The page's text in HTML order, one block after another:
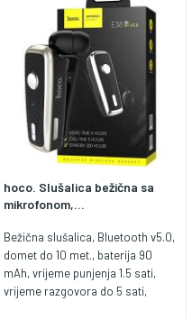
slušalice s mikrofonom. 6. Žičana
kontrola - funkcionalna jedna
tipka. 7. Dužina kabela slušalica
1,2 met. Težina 9g.
hoco. Slušalica bežična sa
mikrofonom,...
Bežična slušalica, Bluetooth v5.0,
domet do 10 met., baterija 90
mAh, vrijeme punjenja 1.5 sati,
vrijeme razgovora do 5 sati,